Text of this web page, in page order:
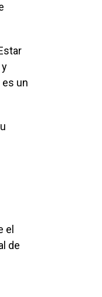
un
el
de